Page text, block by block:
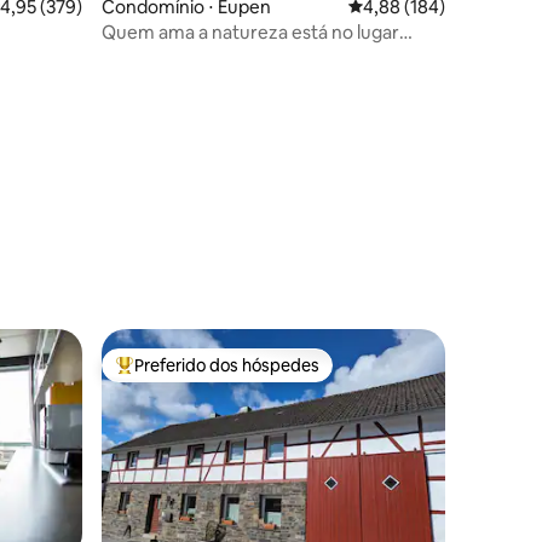
de uma avaliação média de 5, 379 avaliações
4,95 (379)
Condomínio ⋅ Eupen 4,88 de uma avaliação
4,88 (184)
Quem ama a natureza está no lugar
Entre os melhores preferidos dos hóspedes
Preferido dos hóspedes